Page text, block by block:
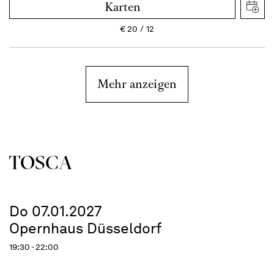
Karten
€20 12
Mehr anzeigen
TOSCA
Do 07.01.2027
Opernhaus Düsseldorf
19:30 - 22:00